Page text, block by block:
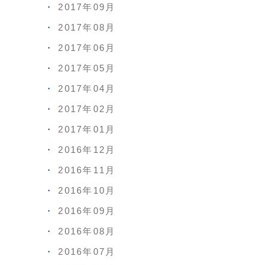
2017年09月
2017年08月
2017年06月
2017年05月
2017年04月
2017年02月
2017年01月
2016年12月
2016年11月
2016年10月
2016年09月
2016年08月
2016年07月